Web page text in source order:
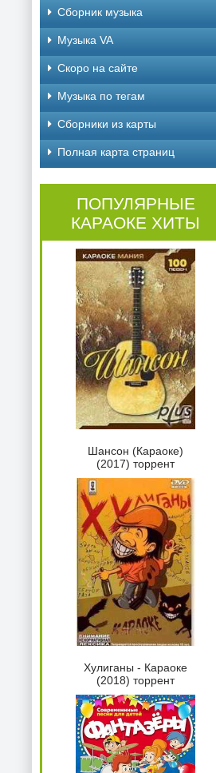
Сборник музыка
Музыка VA
Скоро на сайте
Музыка по тегам
Cборники из карты
Полная карта страниц
ПОПУЛЯРНЫЕ
КАРАОКЕ ХИТЫ
Шансон (Караоке)
(2017) торрент
Хулиганы - Караоке
(2018) торрент